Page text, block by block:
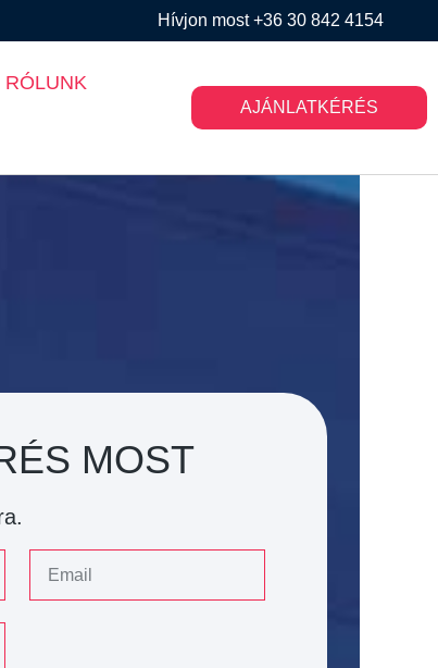
Hívjon most +36 30 842 4154
RÓLUNK
AJÁNLATKÉRÉS
MOST